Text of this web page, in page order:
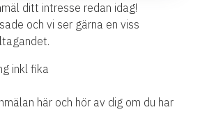
ditt intresse redan idag!
och vi ser gärna en viss
inkl fika
här och hör av dig om du har